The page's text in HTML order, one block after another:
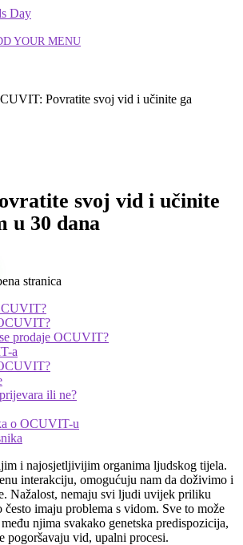
YOUR MENU
Povratite svoj vid i učinite ga
svoj vid i učinite
u 30 dana
stranica
prodaje OCUVIT?
a
ili ne?
o OCUVIT-u
i najosjetljivijim organima ljudskog tijela.
interakciju, omogućuju nam da doživimo i
Nažalost, nemaju svi ljudi uvijek priliku
imaju problema s vidom. Sve to može
njima svakako genetska predispozicija,
pogoršavaju vid, upalni procesi.